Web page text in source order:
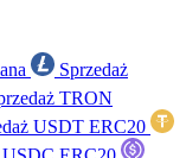
Sprzedaż
TRON
USDT ERC20